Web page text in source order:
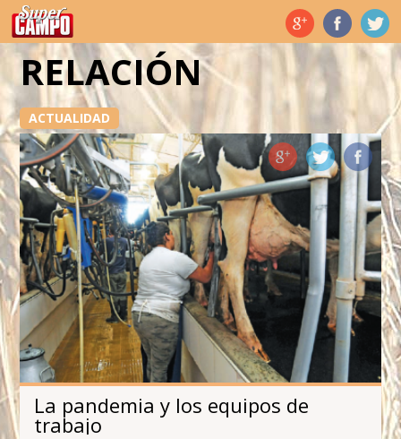
Temas de hoy
RELACIÓN
ACTUALIDAD
La pandemia y los equipos de
trabajo